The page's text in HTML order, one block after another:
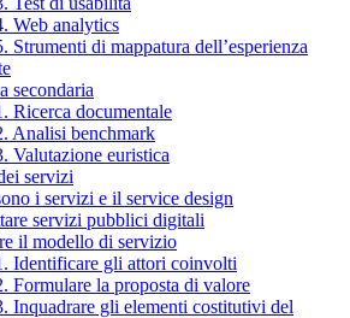
Web analytics
Strumenti di mappatura dell’esperienza
secondaria
Ricerca documentale
Analisi benchmark
Valutazione euristica
servizi
i servizi e il service design
servizi pubblici digitali
il modello di servizio
Identificare gli attori coinvolti
Formulare la proposta di valore
Inquadrare gli elementi costitutivi del